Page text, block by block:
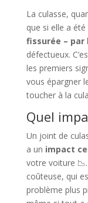
La culasse,
que si elle a été
fissurée – par
défectueux.
les premiers
vous épargner
toucher à la
Quel
Un joint de
a un impact
votre voiture
coûteuse, qui
problème plus